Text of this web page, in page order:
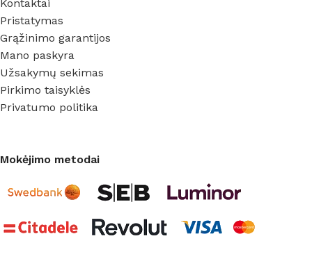
Kontaktai
Pristatymas
Grąžinimo garantijos
Mano paskyra
Užsakymų sekimas
Pirkimo taisyklės
Privatumo politika
Mokėjimo metodai